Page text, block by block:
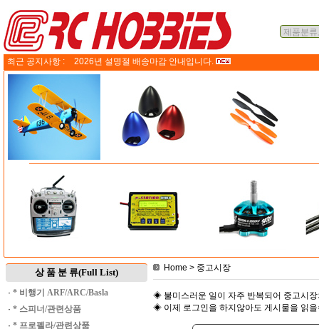
최근 공지사항 : 2026년 설명절 배송마감 안내입니다.
상 품 분 류(Full List)
· * 비행기 ARF/ARC/Basla
· * 스피너/관련상품
· * 프로펠라/관련상품
Home > 중고시장
◈ 불미스러운 일이 자주 반복되어 중고시
◈ 이제 로그인을 하지않아도 게시물을 읽